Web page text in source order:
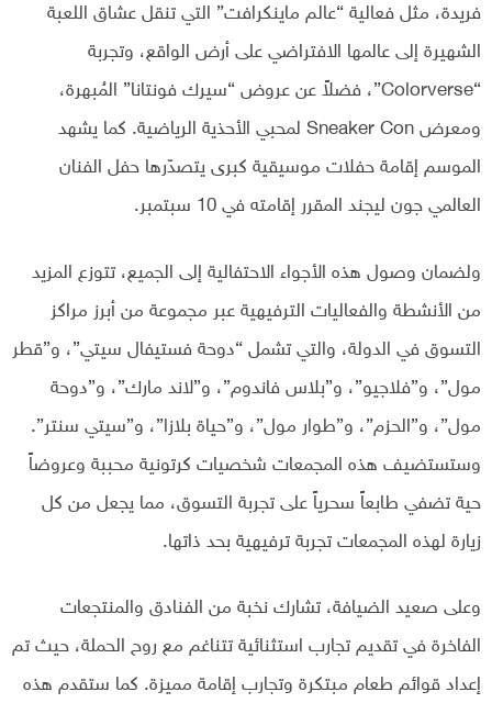
فريدة، مثل فعالية “عالم ماينكرافت” التي تنقل عشاق اللعبة
الشهيرة إلى عالمها الافتراضي على أرض الواقع، وتجربة
“Colorverse”، فضلاً عن عروض “سيرك فونتانا” المُبهرة،
ومعرض Sneaker Con لمحبي الأحذية الرياضية. كما يشهد
الموسم إقامة حفلات موسيقية كبرى يتصدّرها حفل الفنان
العالمي جون ليجند المقرر إقامته في 10 سبتمبر.
ولضمان وصول هذه الأجواء الاحتفالية إلى الجميع، تتوزع المزيد
من الأنشطة والفعاليات الترفيهية عبر مجموعة من أبرز مراكز
التسوق في الدولة، والتي تشمل “دوحة فستيفال سيتي”، و”قطر
مول”، و”فلاجيو”، و”بلاس فاندوم”، و”لاند مارك”، و”دوحة
مول”، و”الحزم”، و”طوار مول”، و”حياة بلازا”، و”سيتي سنتر”.
وستستضيف هذه المجمعات شخصيات كرتونية محببة وعروضاً
حية تضفي طابعاً سحرياً على تجربة التسوق، مما يجعل من كل
زيارة لهذه المجمعات تجربة ترفيهية بحد ذاتها.
وعلى صعيد الضيافة، تشارك نخبة من الفنادق والمنتجعات
الفاخرة في تقديم تجارب استثنائية تتناغم مع روح الحملة، حيث تم
إعداد قوائم طعام مبتكرة وتجارب إقامة مميزة. كما ستقدم هذه